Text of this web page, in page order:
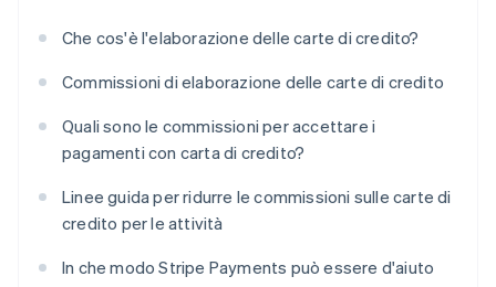
Che cos'è l'elaborazione delle carte di credito?
Commissioni di elaborazione delle carte di credito
Quali sono le commissioni per accettare i
pagamenti con carta di credito?
Linee guida per ridurre le commissioni sulle carte di
credito per le attività
In che modo Stripe Payments può essere d'aiuto